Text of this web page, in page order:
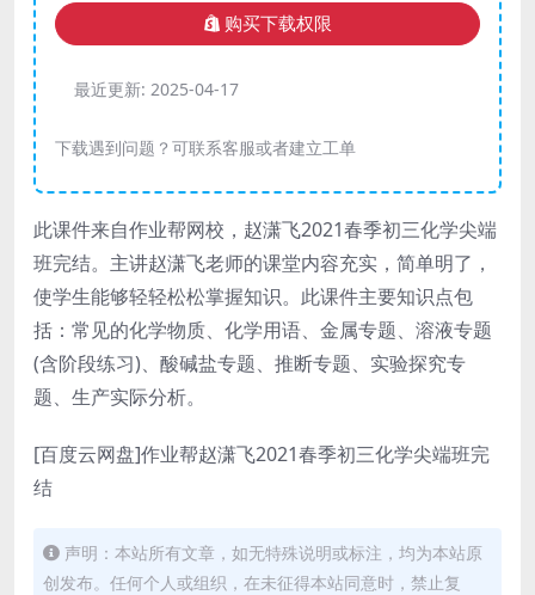
购买下载权限
最近更新: 2025-04-17
下载遇到问题？可联系客服或者建立工单
此课件来自作业帮网校，赵潇飞2021春季初三化学尖端
班完结。主讲赵潇飞老师的课堂内容充实，简单明了，
使学生能够轻轻松松掌握知识。此课件主要知识点包
括：常见的化学物质、化学用语、金属专题、溶液专题
(含阶段练习)、酸碱盐专题、推断专题、实验探究专
题、生产实际分析。
[百度云网盘]作业帮赵潇飞2021春季初三化学尖端班完
结
声明：本站所有文章，如无特殊说明或标注，均为本站原
创发布。任何个人或组织，在未征得本站同意时，禁止复